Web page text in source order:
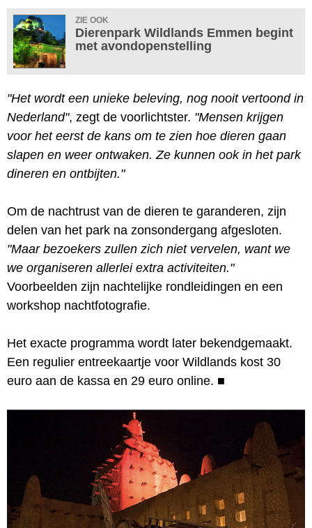
ZIE OOK
Dierenpark Wildlands Emmen begint
met avondopenstelling
"Het wordt een unieke beleving, nog nooit vertoond in
Nederland", zegt de voorlichtster. "Mensen krijgen
voor het eerst de kans om te zien hoe dieren gaan
slapen en weer ontwaken. Ze kunnen ook in het park
dineren en ontbijten."
Om de nachtrust van de dieren te garanderen, zijn
delen van het park na zonsondergang afgesloten.
"Maar bezoekers zullen zich niet vervelen, want we
we organiseren allerlei extra activiteiten."
Voorbeelden zijn nachtelijke rondleidingen en een
workshop nachtfotografie.
Het exacte programma wordt later bekendgemaakt.
Een regulier entreekaartje voor Wildlands kost 30
euro aan de kassa en 29 euro online. ■